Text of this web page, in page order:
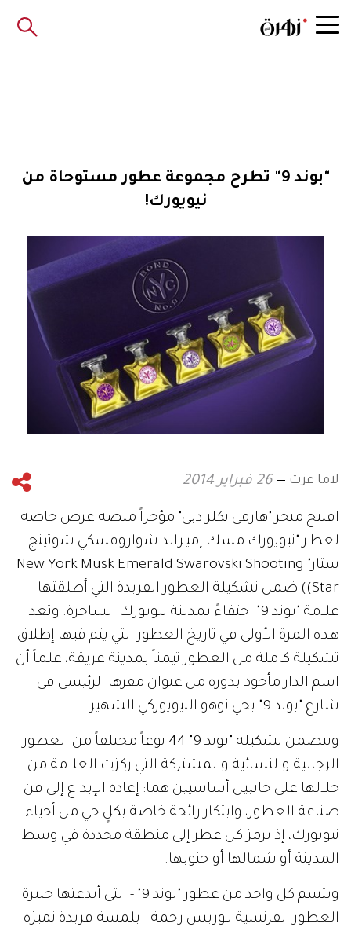
"بوند 9" تطرح مجموعة عطور مستوحاة من
نيويورك!
لاما عزت 26 فبراير 2014
افتتح متجر "هارفي نكلز دبي" مؤخراً منصة عرض خاصة
لعطـر "نيويورك مسك إميـرالد شواروفسكي شوتينج
ستار" New York Musk Emerald Swarovski Shooting
Star)) ضمن تشكيلة العطور الفريدة التي أطلقتها
علامة "بوند 9" احتفاءً بمدينة نيويورك الساحرة. وتعد
هـذه المرة الأولى في تاريخ العطور التي يتم فيها إطلاق
تشكيلة كاملة من العطور تيمناً بمدينة عريقة، علماً أن
اسم الدار مأخوذ بدوره من عنوان مقرها الرئيسي في
شارع "بوند 9" بحي نوهو النيويوركي الشهير.
وتتضمن تشكيلة "بوند 9" 44 نوعاً مختلفاً من العطور
الرجالية والنسائية والمشتركة التي ركزت العلامة من
خلالها على جانبين أساسيين هما: إعادة الإبداع إلى فن
صناعة العطور، وابتكار رائحة خاصة بكلٍ حي من أحياء
نيويورك، إذ يرمز كل عطر إلى منطقة محددة في وسط
المدينة أو شمالها أو جنوبها.
ويتسم كل واحد من عطور "بوند 9" - التي أبدعتها خبيرة
العطور الفرنسية لـوريس رحمة - بلمسة فريدة تميزه